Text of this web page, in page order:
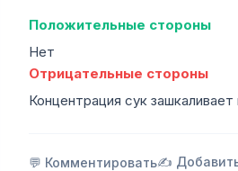
Положительные стороны
Нет
Отрицательные стороны
Концентрация сук
💬 Комментировать✍️